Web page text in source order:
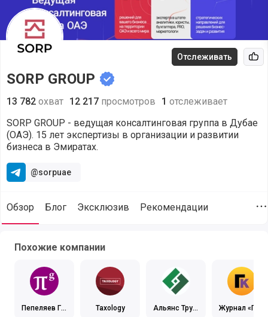
Отслеживать
SORP GROUP
13 782 охват 12 217 просмотров 1 отслеживает
SORP GROUP - ведущая консалтинговая группа в Дубае
(ОАЭ). 15 лет экспертизы в организации и развитии
бизнеса в Эмиратах.
@sorpuae
Обзор Блог Эксклюзив Рекомендации
Похожие компании
Пепеляев Гр
Taxology
Альянс Труд
Журнал «Гла